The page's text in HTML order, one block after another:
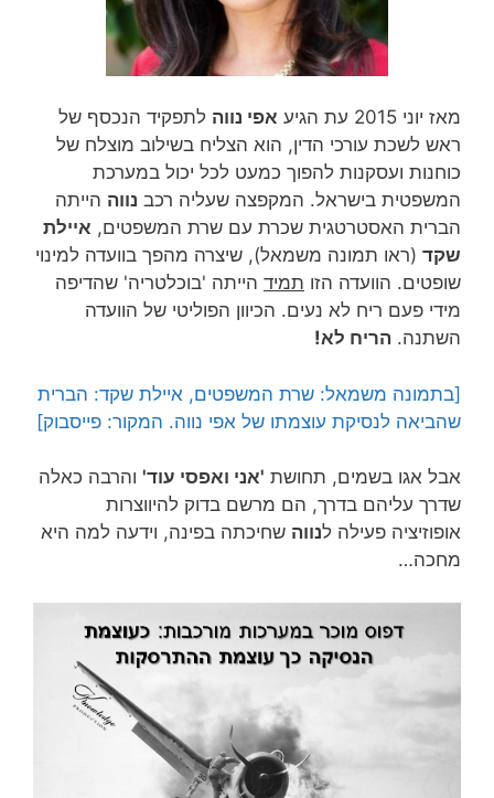
מאז יוני 2015 עת הגיע אפי נווה לתפקיד הנכסף של
ראש לשכת עורכי הדין, הוא הצליח בשילוב מוצלח של
כוחנות ועסקנות להפוך כמעט לכל יכול במערכת
המשפטית בישראל. המקפצה שעליה רכב נווה הייתה
הברית האסטרטגית שכרת עם שרת המשפטים, איילת
שקד (ראו תמונה משמאל), שיצרה מהפך בוועדה למינוי
שופטים. הוועדה הזו תמיד הייתה 'בוכלטריה' שהדיפה
מידי פעם ריח לא נעים. הכיוון הפוליטי של הוועדה
השתנה. הריח לא!
[בתמונה משמאל: שרת המשפטים, איילת שקד: הברית
שהביאה לנסיקת עוצמתו של אפי נווה. המקור: פייסבוק]
אבל אגו בשמים, תחושת 'אני ואפסי עוד' והרבה כאלה
שדרך עליהם בדרך, הם מרשם בדוק להיווצרות
אופוזיציה פעילה לנווה שחיכתה בפינה, וידעה למה היא
מחכה…